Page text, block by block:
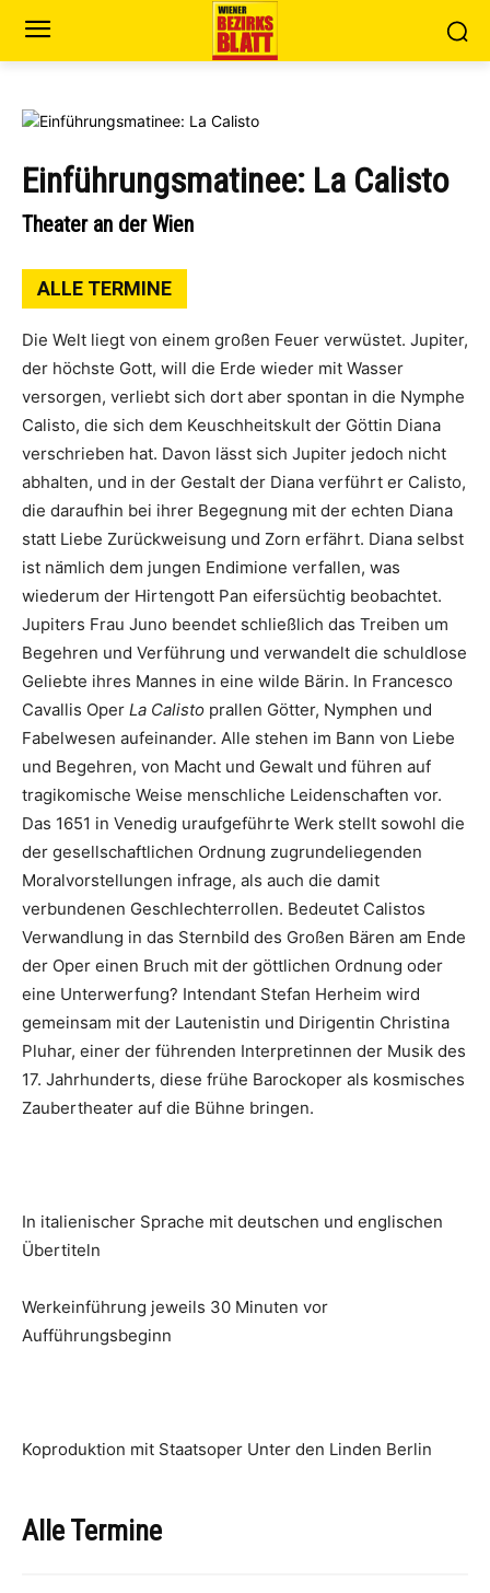
Einführungsmatinee: La Calisto
Theater an der Wien
ALLE TERMINE
Die Welt liegt von einem großen Feuer verwüstet. Jupiter,
der höchste Gott, will die Erde wieder mit Wasser
versorgen, verliebt sich dort aber spontan in die Nymphe
Calisto, die sich dem Keuschheitskult der Göttin Diana
verschrieben hat. Davon lässt sich Jupiter jedoch nicht
abhalten, und in der Gestalt der Diana verführt er Calisto,
die daraufhin bei ihrer Begegnung mit der echten Diana
statt Liebe Zurückweisung und Zorn erfährt. Diana selbst
ist nämlich dem jungen Endimione verfallen, was
wiederum der Hirtengott Pan eifersüchtig beobachtet.
Jupiters Frau Juno beendet schließlich das Treiben um
Begehren und Verführung und verwandelt die schuldlose
Geliebte ihres Mannes in eine wilde Bärin. In Francesco
Cavallis Oper La Calisto prallen Götter, Nymphen und
Fabelwesen aufeinander. Alle stehen im Bann von Liebe
und Begehren, von Macht und Gewalt und führen auf
tragikomische Weise menschliche Leidenschaften vor.
Das 1651 in Venedig uraufgeführte Werk stellt sowohl die
der gesellschaftlichen Ordnung zugrundeliegenden
Moralvorstellungen infrage, als auch die damit
verbundenen Geschlechterrollen. Bedeutet Calistos
Verwandlung in das Sternbild des Großen Bären am Ende
der Oper einen Bruch mit der göttlichen Ordnung oder
eine Unterwerfung? Intendant Stefan Herheim wird
gemeinsam mit der Lautenistin und Dirigentin Christina
Pluhar, einer der führenden Interpretinnen der Musik des
17. Jahrhunderts, diese frühe Barockoper als kosmisches
Zaubertheater auf die Bühne bringen.
In italienischer Sprache mit deutschen und englischen
Übertiteln
Werkeinführung jeweils 30 Minuten vor
Aufführungsbeginn
Koproduktion mit Staatsoper Unter den Linden Berlin
Alle Termine